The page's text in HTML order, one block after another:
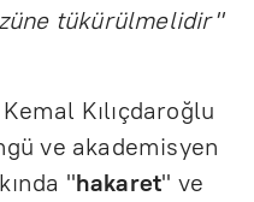
tükürülmelidir"
Kılıçdaroğlu
ve akademisyen
"hakaret" ve